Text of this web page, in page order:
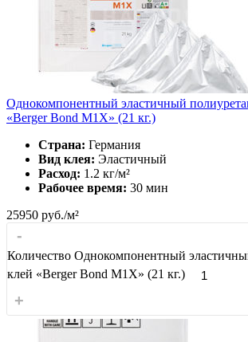
Однокомпонентный эластичный
«Berger Bond M1X» (21 кг.)
Страна: Германия
Вид клея: Эластичный
Расход: 1.2 кг/м²
Рабочее время: 30 мин
25950 руб./м²
-
Количество Однокомпонентный
клей «Berger Bond M1X» (21 кг.)
+